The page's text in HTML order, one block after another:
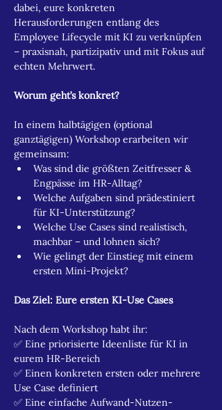
dabei, eure konkreten
Herausforderungen entlang des
Employee Lifecycle mit KI zu verknüpfen
– praxisnah, partizipativ und mit Fokus auf
echten Mehrwert.
Worum geht’s konkret?
In einem halbtägigen (optional
ganztägigen) Workshop erarbeiten wir
gemeinsam:
Was sind die größten Zeitfresser &
Engpässe im HR-Alltag?
Welche Aufgaben sind prädestiniert
für KI-Unterstützung?
Welche Use Cases sind realistisch,
machbar – und lohnen sich?
Wie gelingt der Einstieg mit einem
ersten Mini-Projekt?
Das Ziel: Eure ersten KI-Use Cases
Nach dem Workshop habt ihr:
✅ Eine priorisierte Ideenliste für KI in
eurem HR-Bereich
✅ Einen konkreten ersten oder mehrere
Use Case definiert
✅ Eine einfache Aufwand-Nutzen-